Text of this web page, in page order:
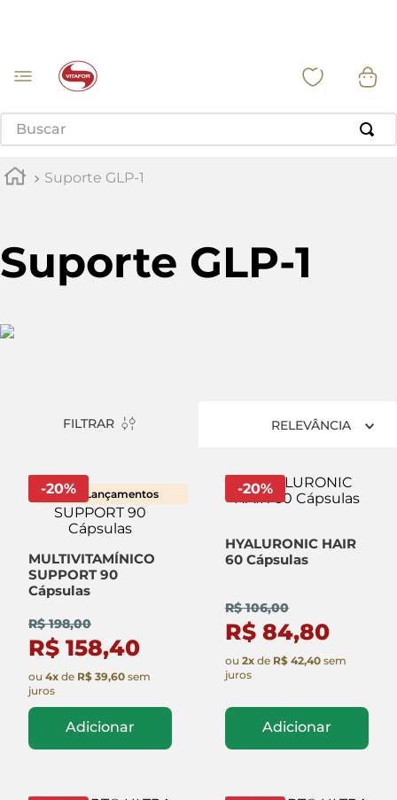
Buscar
Suporte GLP-1
Suporte GLP-1
FILTRAR RELEVÂNCIA
Lançamentos
MULTIVITAMÍNICO
SUPPORT 90
Cápsulas
-20%
R$ 198,00
R$ 158,40
ou 4x de R$ 39,60 sem
juros
Adicionar
HYALURONIC HAIR
60 Cápsulas
-20%
R$ 106,00
R$ 84,80
ou 2x de R$ 42,40 sem
juros
Adicionar